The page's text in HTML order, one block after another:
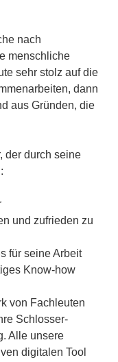
nach
menschliche
sehr stolz auf die
dann
aus Gründen, die
der durch seine
und zufrieden zu
für seine Arbeit
Know-how
von Fachleuten
Schlosser-
Alle unsere
digitalen Tool